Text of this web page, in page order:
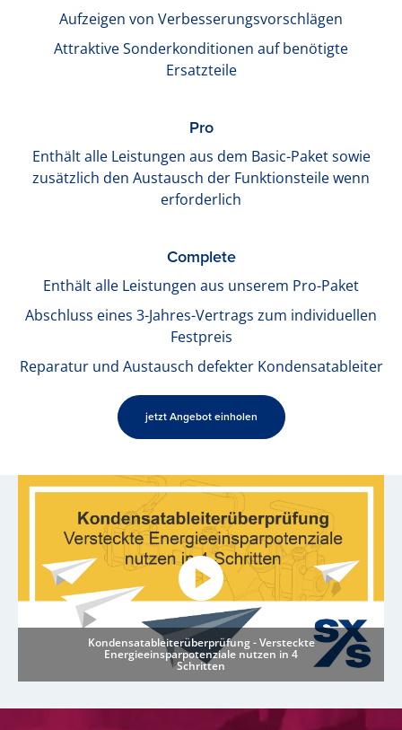
Aufzeigen von Verbesserungsvorschlägen
Attraktive Sonderkonditionen auf benötigte
Ersatzteile
Pro
Enthält alle Leistungen aus dem Basic-Paket sowie
zusätzlich den Austausch der Funktionsteile wenn
erforderlich
Complete
Enthält alle Leistungen aus unserem Pro-Paket
Abschluss eines 3-Jahres-Vertrags zum individuellen
Festpreis
Reparatur und Austausch defekter Kondensatableiter
jetzt Angebot einholen
Kondensatableiterüberprüfung - Versteckte
Energieeinsparpotenziale nutzen in 4
Schritten